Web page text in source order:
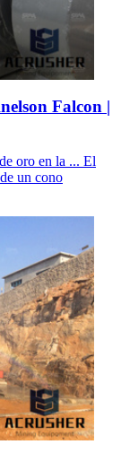
Falcon |
oro en la ... El
un cono